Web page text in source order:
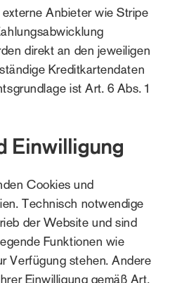
Anbieter wie Stripe
direkt an den jeweiligen
Kreditkartendaten
ist Art. 6 Abs. 1
Einwilligung
Cookies und
Technisch notwendige
der Website und sind
Funktionen wie
Verfügung stehen. Andere
Einwilligung gemäß Art.